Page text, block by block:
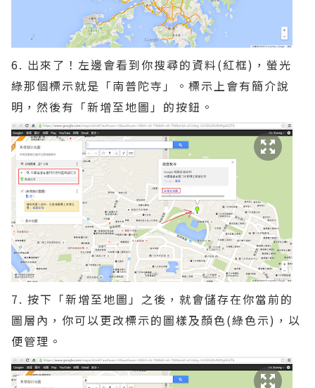
6. 出來了！左邊會看到你搜尋的資料(紅框)，螢光
綠那個標示就是「南普陀寺」。標示上會有簡介說
明，然後有「新增至地圖」的按鈕。
7. 按下「新增至地圖」之後，就會儲存在你當前的
圖層內，你可以更改標示的圖樣及顏色(綠色示)，以
便管理。